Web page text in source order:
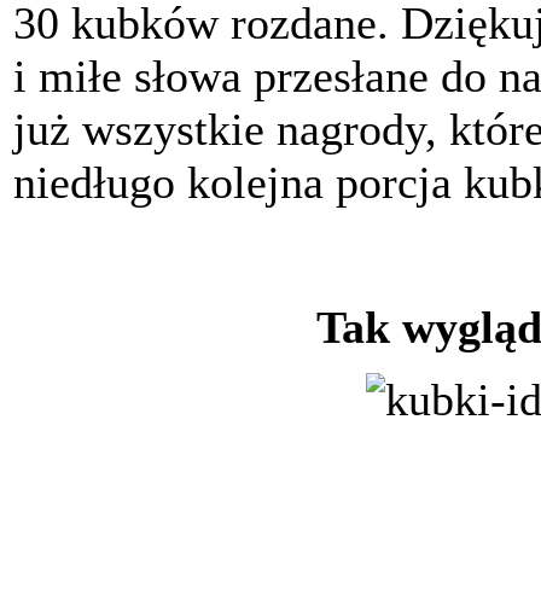
30 kubków rozdane.
i miłe słowa przesłane do
już wszystkie nagrody,
niedługo kolejna porcja
Tak